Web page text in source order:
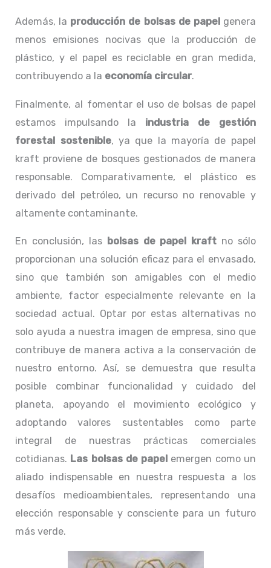
Además, la producción de bolsas de papel genera
menos emisiones nocivas que la producción de
plástico, y el papel es reciclable en gran medida,
contribuyendo a la economía circular.
Finalmente, al fomentar el uso de bolsas de papel
estamos impulsando la industria de gestión
forestal sostenible, ya que la mayoría de papel
kraft proviene de bosques gestionados de manera
responsable. Comparativamente, el plástico es
derivado del petróleo, un recurso no renovable y
altamente contaminante.
En conclusión, las bolsas de papel kraft no sólo
proporcionan una solución eficaz para el envasado,
sino que también son amigables con el medio
ambiente, factor especialmente relevante en la
sociedad actual. Optar por estas alternativas no
solo ayuda a nuestra imagen de empresa, sino que
contribuye de manera activa a la conservación de
nuestro entorno. Así, se demuestra que resulta
posible combinar funcionalidad y cuidado del
planeta, apoyando el movimiento ecológico y
adoptando valores sustentables como parte
integral de nuestras prácticas comerciales
cotidianas. Las bolsas de papel emergen como un
aliado indispensable en nuestra respuesta a los
desafíos medioambientales, representando una
elección responsable y consciente para un futuro
más verde.